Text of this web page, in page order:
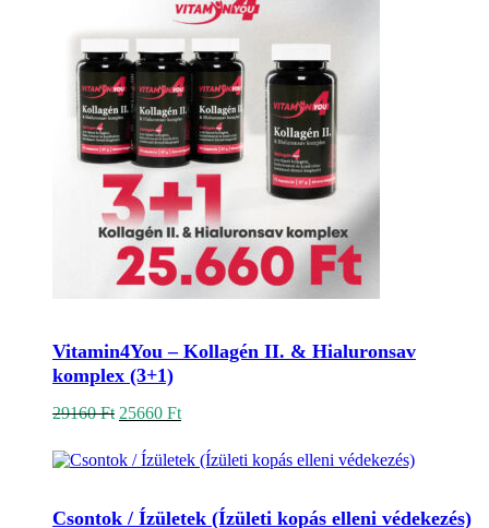
Vitamin4You – Kollagén II. & Hialuronsav
komplex (3+1)
29160Ft Original
was:
29160 Ft.
25660 FtCurrent
is:
25660 Ft.
Csontok / Ízületek (Ízületi kopás elleni védekezés)